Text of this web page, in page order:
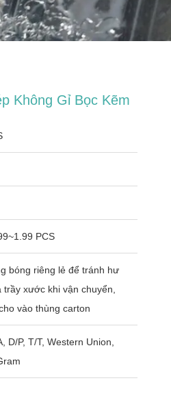
Không Gỉ Bọc Kẽm
PCS
bóng riêng lẻ để tránh hư
trầy xước khi vận chuyển,
vào thùng carton
D/P, T/T, Western Union,